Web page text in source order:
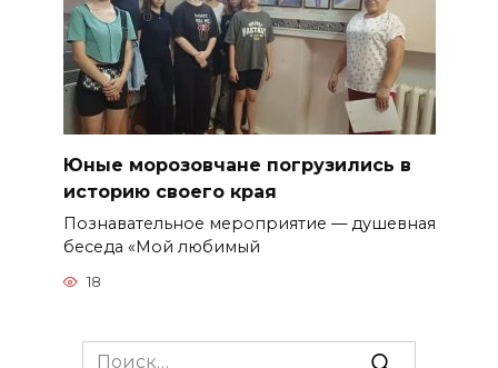
Юные морозовчане погрузились в
историю своего края
Познавательное мероприятие — душевная
беседа «Мой любимый
18
Search